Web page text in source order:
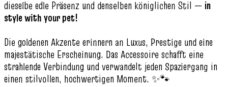
dieselbe edle Präsenz und denselben königlichen Stil — in
style with your pet!
Die goldenen Akzente erinnern an Luxus, Prestige und eine
majestätische Erscheinung. Das Accessoire schafft eine
strahlende Verbindung und verwandelt jeden Spaziergang in
einen stilvollen, hochwertigen Moment. ✨🐾